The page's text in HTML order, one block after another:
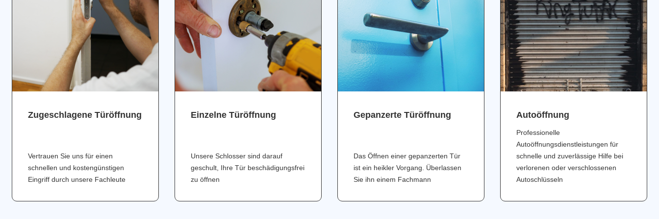
Zugeschlagene Türöffnung
Vertrauen Sie uns für einen
schnellen und kostengünstigen
Eingriff durch unsere Fachleute
Einzelne Türöffnung
Unsere Schlosser sind darauf
geschult, Ihre Tür beschädigungsfrei
zu öffnen
Gepanzerte Türöffnung
Das Öffnen einer gepanzerten Tür
ist ein heikler Vorgang. Überlassen
Sie ihn einem Fachmann
Аutoöffnung
Professionelle
Autoöffnungsdienstleistungen für
schnelle und zuverlässige Hilfe bei
verlorenen oder verschlossenen
Autoschlüsseln